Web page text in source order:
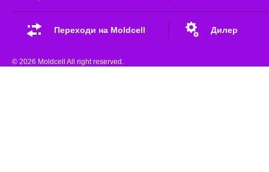
Переходи на Moldcell Дилер
© 2026 Moldcell All right reserved.